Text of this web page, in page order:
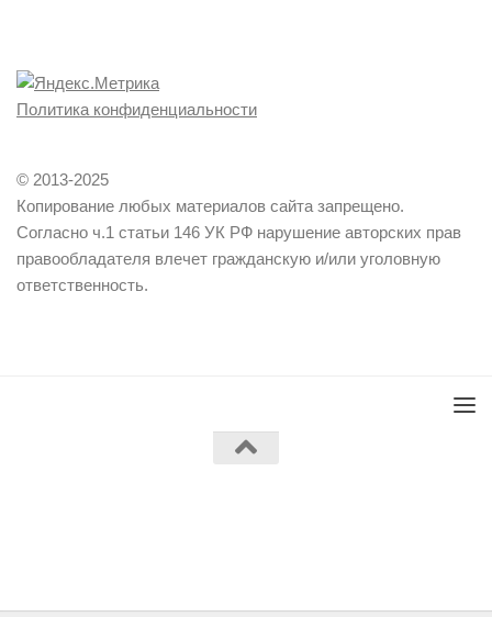
Политика конфиденциальности
© 2013-2025
Копирование любых материалов сайта запрещено.
Согласно ч.1 статьи 146 УК РФ нарушение авторских прав
правообладателя влечет гражданскую и/или уголовную
ответственность.